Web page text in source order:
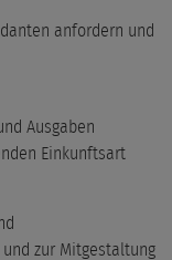
anfordern und
Ausgaben
Einkunftsart
zur Mitgestaltung